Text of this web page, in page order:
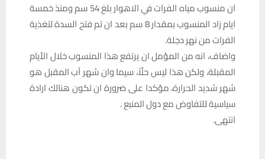
ان منسوب مياه الفرات في الاهوار بلغ 54 سم ومنذ خمسة
ايام زاد المنسوب بمقدار 8 سم بعد ان تم فتح السدة لتغذية
الفرات من نهر دجلة.
واضاف، انه من المؤمل ان يرتفع هذا المنسوب خلال الأيام
المقبلة، ولكن هذا ليس حلّاً، سيما وان شهر آب المقبل هو
شهر شديد الحرارة، مؤكدا على ضرورة ان تكون هنالك ارادة
سياسية للتفاوض مع دول المنبع .
انتهى.